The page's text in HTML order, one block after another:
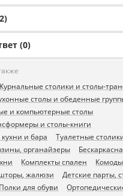
(0)
столики и столы-
столы и обеденные
и компьютерные столы
и столы-книги
и бара
Туалетные
органайзеры
Комплекты спален
жалюзи
Детские парты,
Полки для обуви